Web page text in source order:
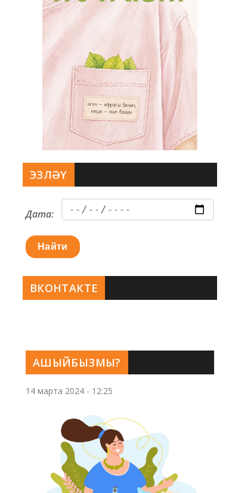
АШЫЙБЫЗМЫ?
14 марта 2024 - 12:25
ЭЗЛӘҮ
Дата:
Найти
ВКОНТАКТЕ